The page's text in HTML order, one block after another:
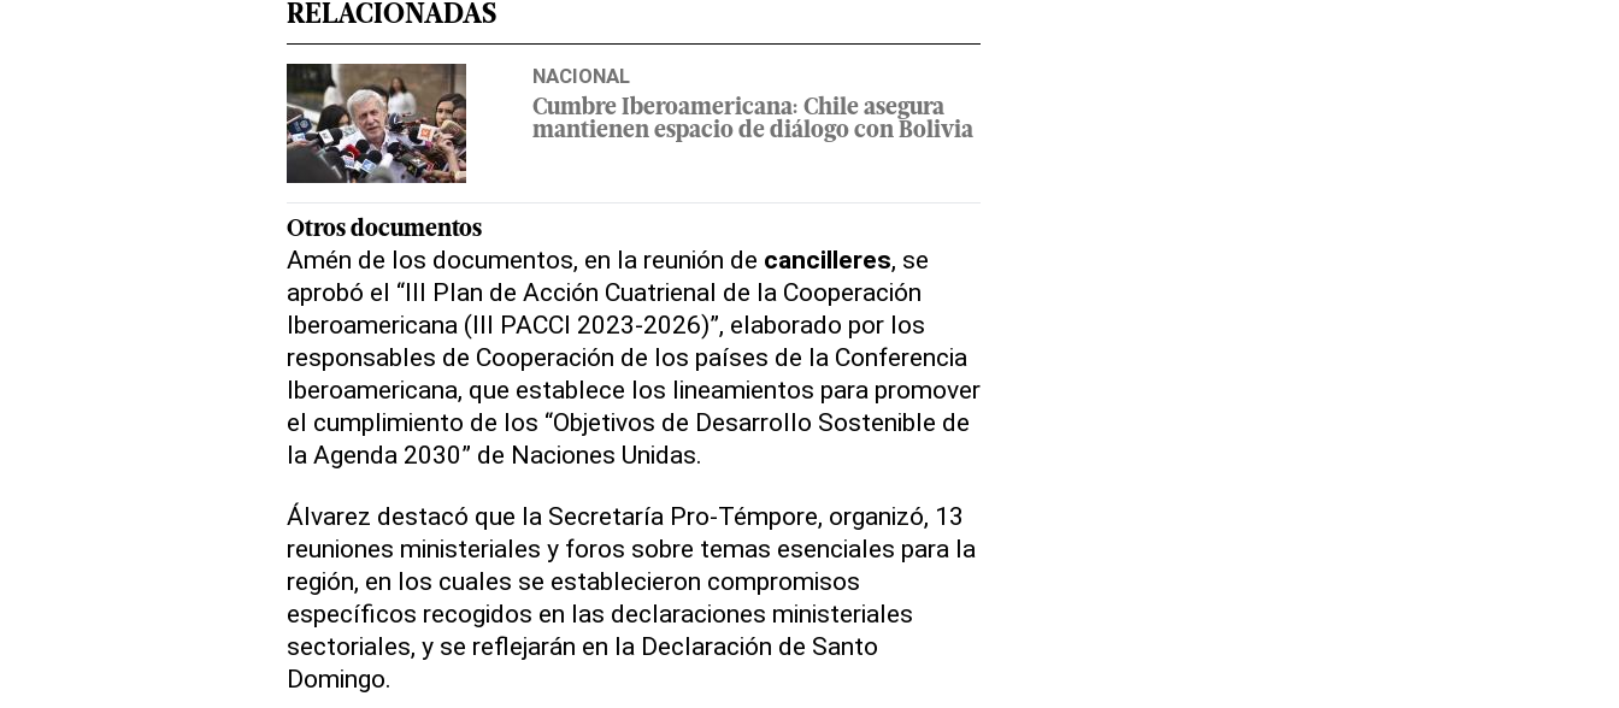
RELACIONADAS
NACIONAL
Cumbre Iberoamericana: Chile asegura
mantienen espacio de diálogo con Bolivia
Otros documentos
Amén de los documentos, en la reunión de cancilleres, se
aprobó el “III Plan de Acción Cuatrienal de la Cooperación
Iberoamericana (III PACCI 2023-2026)”, elaborado por los
responsables de Cooperación de los países de la Conferencia
Iberoamericana, que establece los lineamientos para promover
el cumplimiento de los “Objetivos de Desarrollo Sostenible de
la Agenda 2030” de Naciones Unidas.
Álvarez destacó que la Secretaría Pro-Témpore, organizó, 13
reuniones ministeriales y foros sobre temas esenciales para la
región, en los cuales se establecieron compromisos
específicos recogidos en las declaraciones ministeriales
sectoriales, y se reflejarán en la Declaración de Santo
Domingo.